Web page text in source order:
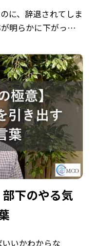
に、辞退されてしま
明らかに下がって
用市場が激化する
じ悩みを抱えて […]
部下のやる気
いいかわからな